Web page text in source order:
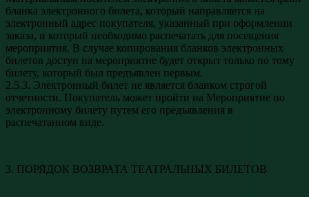
бланка электронного билета, который направляется на
электронный адрес покупателя, указанный при оформлении
заказа, и который необходимо распечатать для посещения
мероприятия. В случае копирования бланков электронных
билетов доступ на мероприятие будет открыт только по тому
билету, который был предъявлен первым.
2.5.3. Электронный билет не является бланком строгой
отчетности. Покупатель может пройти на Мероприятие по
электронному билету путем его предъявления в
распечатанном виде.
3. ПОРЯДОК ВОЗВРАТА ТЕАТРАЛЬНЫХ БИЛЕТОВ